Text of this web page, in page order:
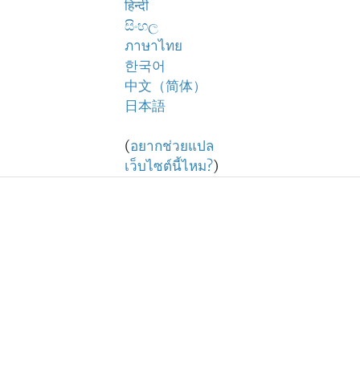
हिन्दी
සිංහල
ภาษาไทย
한국어
中文（简体）
日本語
(อยากช่วยแปล
เว็บไซต์นี้ไหม?)